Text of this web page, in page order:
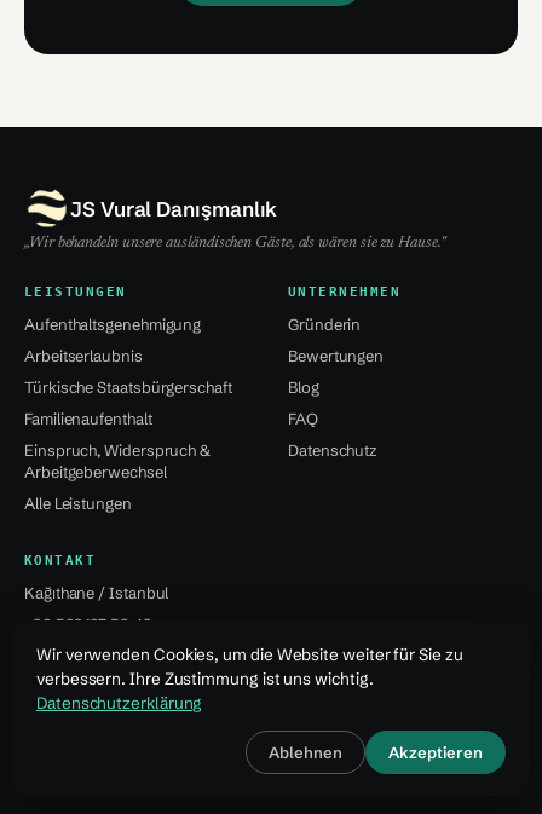
JS Vural Danışmanlık
„Wir behandeln unsere ausländischen Gäste, als wären sie zu Hause."
LEISTUNGEN
Aufenthaltsgenehmigung
Arbeitserlaubnis
Türkische Staatsbürgerschaft
Familienaufenthalt
Einspruch, Widerspruch &
Arbeitgeberwechsel
Alle Leistungen
UNTERNEHMEN
Gründerin
Bewertungen
Blog
FAQ
Datenschutz
KONTAKT
Kağıthane / Istanbul
+90 532 137 59 49
info@jsvural...
© 2026 Jale Snejana Vural Danışmanlık Hizmetleri Ltd. Şti.
Wir verwenden Cookies, um die Website weiter für Sie zu
verbessern. Ihre Zustimmung ist uns wichtig.
Datenschutzerklärung
Ablehnen Akzeptieren